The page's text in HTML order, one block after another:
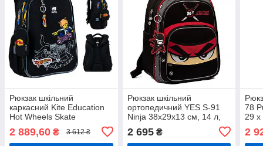
Рюкзак шкільний
каркасний Kite Education
Hot Wheels Skate
145 см, чорний
2 889,60 ₴ 3 612 ₴
Рюкзак шкільний
ортопедичний YES S-91
Ninja 38х29х13 см, 14 л,
2 695₴
78
29
2